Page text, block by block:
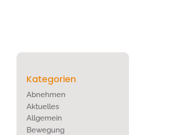
Kategorien
Abnehmen
Aktuelles
Allgemein
Bewegung